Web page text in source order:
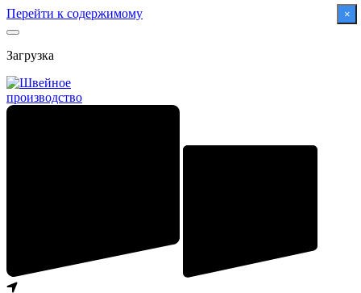
Перейти к содержимому
Загрузка
×